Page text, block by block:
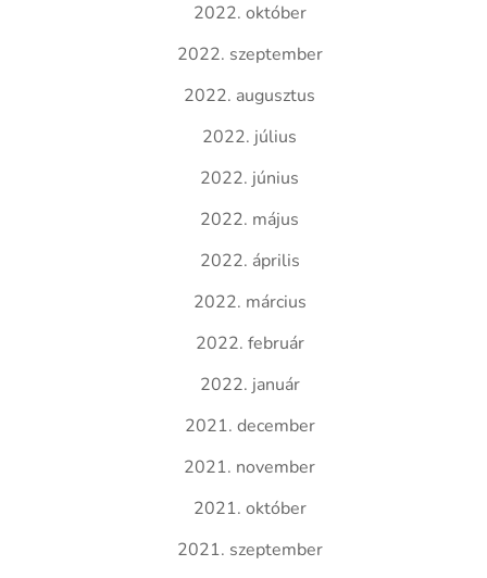
2022. október
2022. szeptember
2022. augusztus
2022. július
2022. június
2022. május
2022. április
2022. március
2022. február
2022. január
2021. december
2021. november
2021. október
2021. szeptember